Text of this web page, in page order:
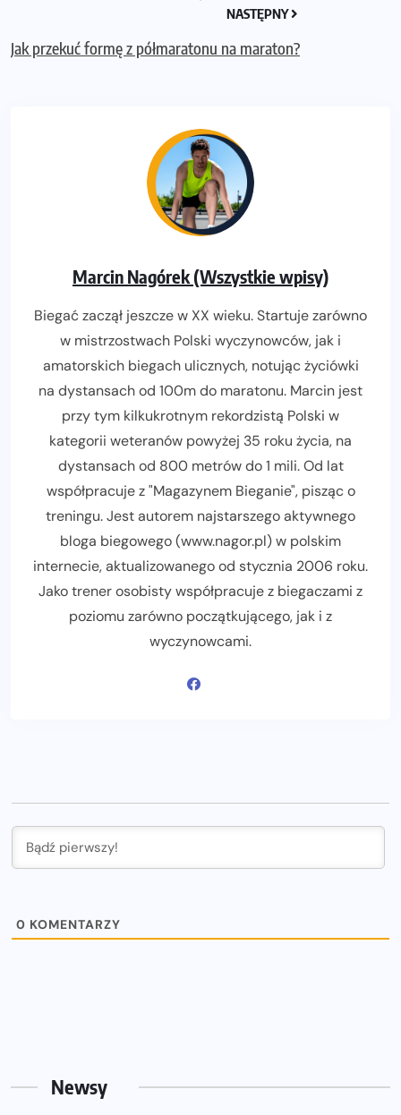
NASTĘPNY
Jak przekuć formę z półmaratonu na maraton?
Marcin Nagórek (Wszystkie wpisy)
Biegać zaczął jeszcze w XX wieku. Startuje zarówno
w mistrzostwach Polski wyczynowców, jak i
amatorskich biegach ulicznych, notując życiówki
na dystansach od 100m do maratonu. Marcin jest
przy tym kilkukrotnym rekordzistą Polski w
kategorii weteranów powyżej 35 roku życia, na
dystansach od 800 metrów do 1 mili. Od lat
współpracuje z "Magazynem Bieganie", pisząc o
treningu. Jest autorem najstarszego aktywnego
bloga biegowego (www.nagor.pl) w polskim
internecie, aktualizowanego od stycznia 2006 roku.
Jako trener osobisty współpracuje z biegaczami z
poziomu zarówno początkującego, jak i z
wyczynowcami.
0 KOMENTARZY
Newsy